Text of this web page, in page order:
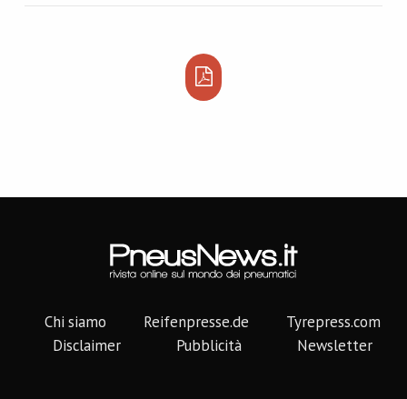
Chi siamo Reifenpresse.de
Tyrepress.com
Disclaimer
Pubblicità Newsletter